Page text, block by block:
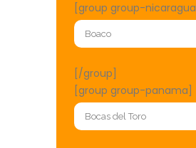
[group group-nicaragua]
[/group]
[group group-panama]